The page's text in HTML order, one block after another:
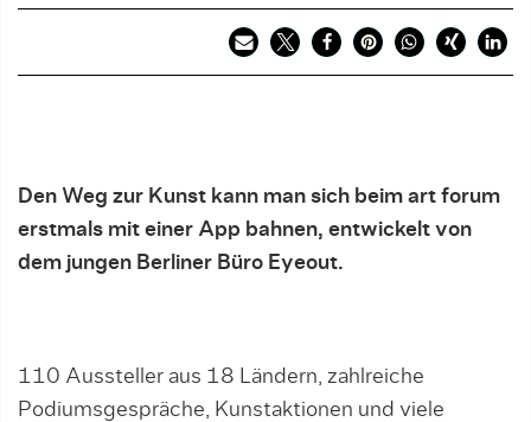
Den Weg zur Kunst kann man sich beim art forum
erstmals mit einer App bahnen, entwickelt von
dem jungen Berliner Büro Eyeout.
110 Aussteller aus 18 Ländern, zahlreiche
Podiumsgespräche, Kunstaktionen und viele